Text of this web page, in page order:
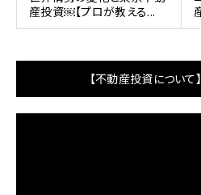
産投資￼【プロが教える...
【不動産投資について